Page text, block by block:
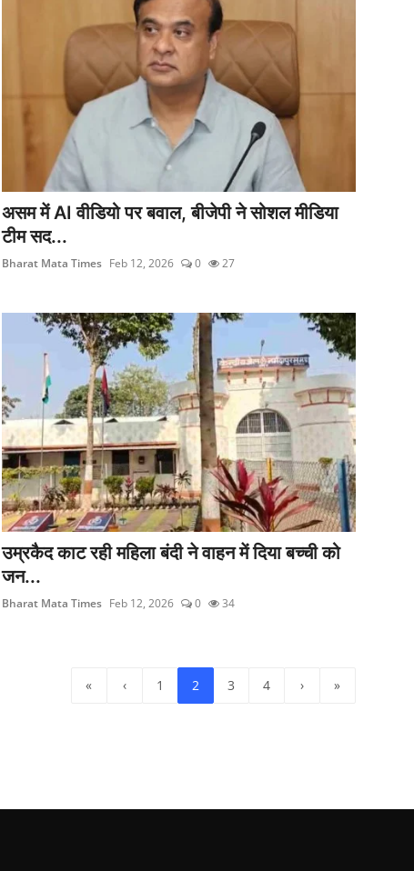
असम में AI वीडियो पर बवाल, बीजेपी ने सोशल मीडिया
टीम सद...
Bharat Mata Times Feb 12, 2026 0 27
उम्रकैद काट रही महिला बंदी ने वाहन में दिया बच्ची को
जन...
Bharat Mata Times Feb 12, 2026 0 34
« ‹ 1 2 3 4 › »